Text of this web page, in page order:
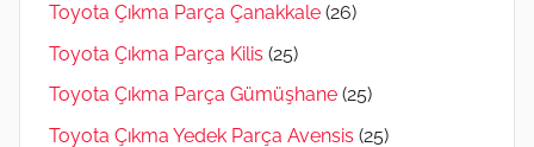
Toyota Çıkma Parça Çanakkale (26)
Toyota Çıkma Parça Kilis (25)
Toyota Çıkma Parça Gümüşhane (25)
Toyota Çıkma Yedek Parça Avensis (25)